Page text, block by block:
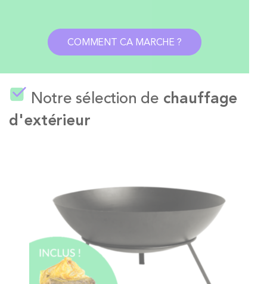
COMMENT CA MARCHE ?
Notre sélection de chauffage
d'extérieur